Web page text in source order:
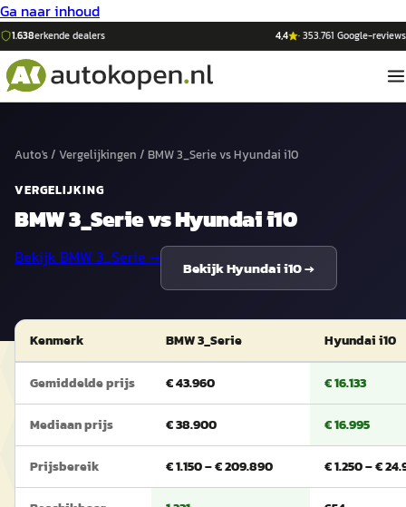
Ga naar inhoud
1.638erkende dealers 4,4 ·353.761 Google-reviews
Auto's/ Vergelijkingen / BMW 3_SerievsHyundai i10
VERGELIJKING
BMW 3_SerievsHyundai i10
Bekijk BMW 3_Serie →
BekijkHyundai i10→
Kenmerk BMW 3_Serie Hyundai i10
Gemiddelde prijs € 43.960 € 16.133
Mediaan prijs € 38.900 € 16.995
Prijsbereik € 1.150 – € 209.890 € 1.250 – €